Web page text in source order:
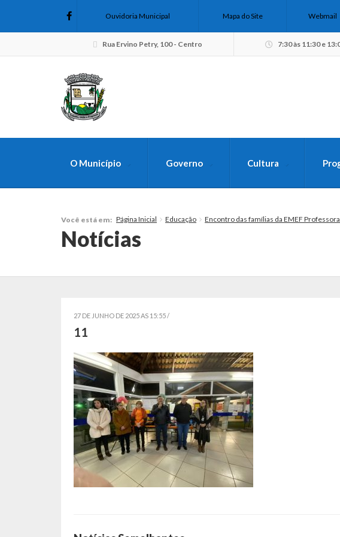
Ouvidoria Municipal Mapa do Site Webmail
Rua Ervino Petry, 100 - Centro 7:30 às 11:30 e
O Município Governo Cultura
Você está em: Página Inicial Educação Encontro das famílias da EMEF
Notícias
27 DE JUNHO DE 2025 AS 15:55 /
11